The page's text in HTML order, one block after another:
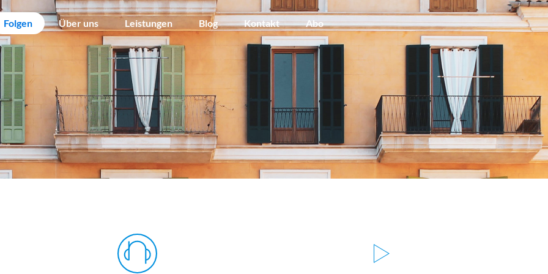
Folgen Über uns Leistungen Blog Kontakt Abo